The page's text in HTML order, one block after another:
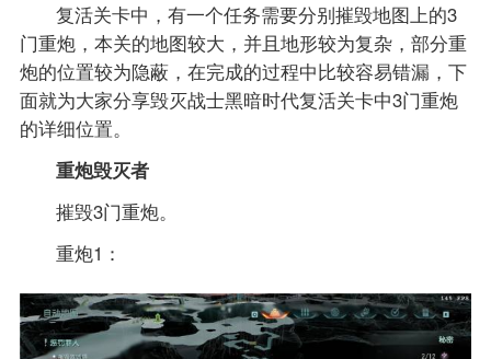
复活关卡中，有一个任务需要分别摧毁地图上的3
门重炮，本关的地图较大，并且地形较为复杂，部分重
炮的位置较为隐蔽，在完成的过程中比较容易错漏，下
面就为大家分享毁灭战士黑暗时代复活关卡中3门重炮
的详细位置。
重炮毁灭者
摧毁3门重炮。
重炮1：